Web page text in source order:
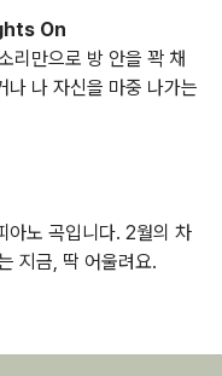
On
리만으로 방 안을 꽉 채
나 나 자신을 마중 나가는
아노 곡입니다. 2월의 차
지금, 딱 어울려요.